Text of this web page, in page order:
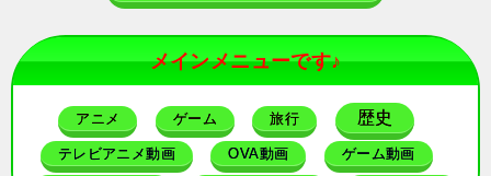
メインメニューです♪
アニメ ゲーム 旅行 歴史
テレビアニメ動画 OVA動画 ゲーム動画